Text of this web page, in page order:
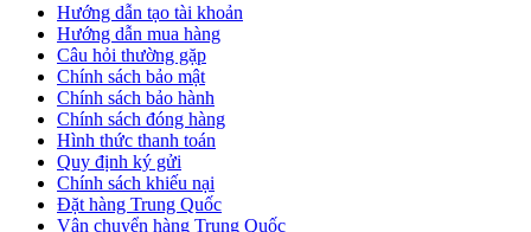
Hướng dẫn tạo tài khoản
Hướng dẫn mua hàng
Câu hỏi thường gặp
Chính sách bảo mật
Chính sách bảo hành
Chính sách đóng hàng
Hình thức thanh toán
Quy định ký gửi
Chính sách khiếu nại
Đặt hàng Trung Quốc
Vận chuyển hàng Trung Quốc